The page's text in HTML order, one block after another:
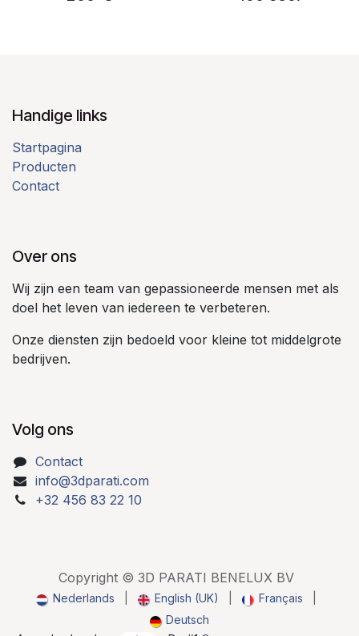
Handige links
Startpagina
Producten
Contact
Over ons
Wij zijn een team van gepassioneerde mensen met als
doel het leven van iedereen te verbeteren.
Onze diensten zijn bedoeld voor kleine tot middelgrote
bedrijven.
Volg ons
Contact
info@3dparati.com
+32 456 83 22 10
Copyright © 3D PARATI BENELUX BV
Nederlands English (UK) Français
Deutsch